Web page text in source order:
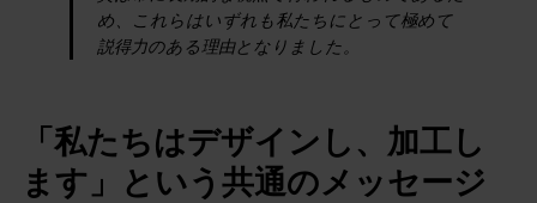
め、これらはいずれも私たちにとって極めて
説得力のある理由となりました。
「私たちはデザインし、加工し
ます」という共通のメッセージ